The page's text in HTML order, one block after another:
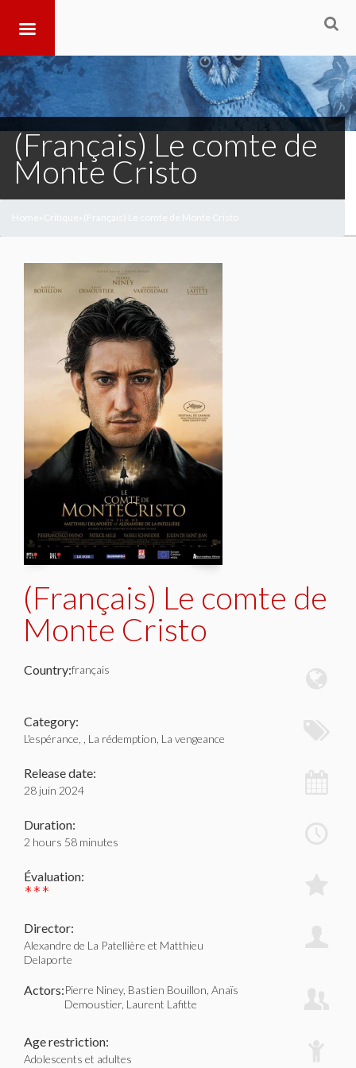
(Français) Le comte de
Monte Cristo
(Français) Le comte de
Monte Cristo
Country:français
Category:
L'espérance, , La rédemption, La vengeance
Release date:
28 juin 2024
Duration:
2 hours 58 minutes
Évaluation:
***
Director:
Alexandre de La Patellière et Matthieu
Delaporte
Actors:Pierre Niney, Bastien Bouillon, Anaïs
Demoustier, Laurent Lafitte
Age restriction:
Adolescents et adultes